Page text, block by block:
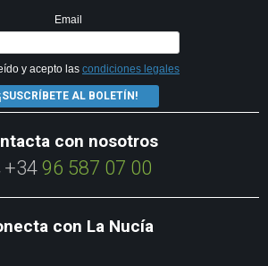
Email
y acepto las condiciones legales
¡SUSCRÍBETE AL BOLETÍN!
con nosotros
+34 96 587 07 00
con La Nucía